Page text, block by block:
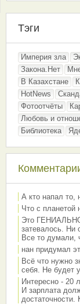
Тэги
Империя зла
Закона.Нет
В Казахстане
HotNews
Фотоотчёты
Любовь и
Библиотека
А кто напал то,
Что с планетой
Это ГЕНИАЛЬНО
затевалось. Ни
Все то думали,
нан придумал
Всё что нужно
себя. Не будет
Интересно - 20
И зарплата